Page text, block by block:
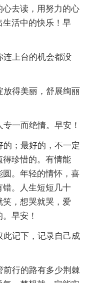
去读，用努力的心
活中的快乐！早
连上台的机会都没
放得美丽，舒展绚丽
一而绝情。早安！
的；最好的，不一定
得珍惜的。有情能
。年轻的情怀，喜
。人生短短几十
，想哭就哭，爱
早安！
此记下，记录自己成
前行的路有多少荆棘